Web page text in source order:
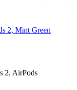
2, Mint Green
2, AirPods